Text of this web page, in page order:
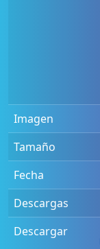
Imagen
Tamaño
Fecha
Descargas
Descargar